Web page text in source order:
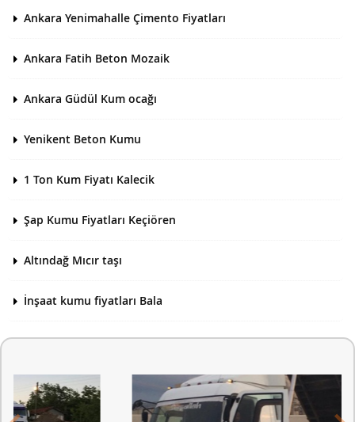
Ankara Yenimahalle Çimento Fiyatları
Ankara Fatih Beton Mozaik
Ankara Güdül Kum ocağı
Yenikent Beton Kumu
1 Ton Kum Fiyatı Kalecik
Şap Kumu Fiyatları Keçiören
Altındağ Mıcır taşı
İnşaat kumu fiyatları Bala